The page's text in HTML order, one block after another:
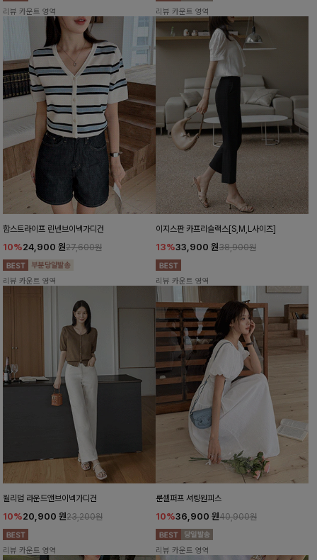
리뷰 카운트 영역 리뷰 카운트 영역
함스트라이프 린넨브이넥가디건
10%24,900 원27,600원
리뷰 카운트 영역
이지스판 카프리슬랙스[S,M,L사이즈]
13%33,900 원38,900원
리뷰 카운트 영역
윌리덤 라운드앤브이넥가디건
10%20,900 원23,200원
리뷰 카운트 영역
룬셀퍼프 셔링원피스
10%36,900 원40,900원
리뷰 카운트 영역